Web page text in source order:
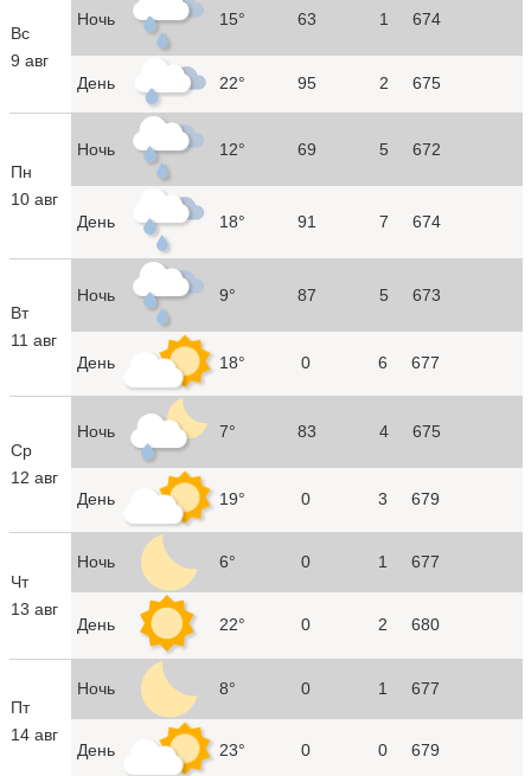
Вс
9 авг
Ночь 15° 63 1 674
День 22° 95 2 675
Пн
10 авг
Ночь 12° 69 5 672
День 18° 91 7 674
Вт
11 авг
Ночь 9° 87 5 673
День 18° 0 6 677
Ср
12 авг
Ночь 7° 83 4 675
День 19° 0 3 679
Чт
13 авг
Ночь 6° 0 1 677
День 22° 0 2 680
Пт
14 авг
Ночь 8° 0 1 677
День 23° 0 0 679